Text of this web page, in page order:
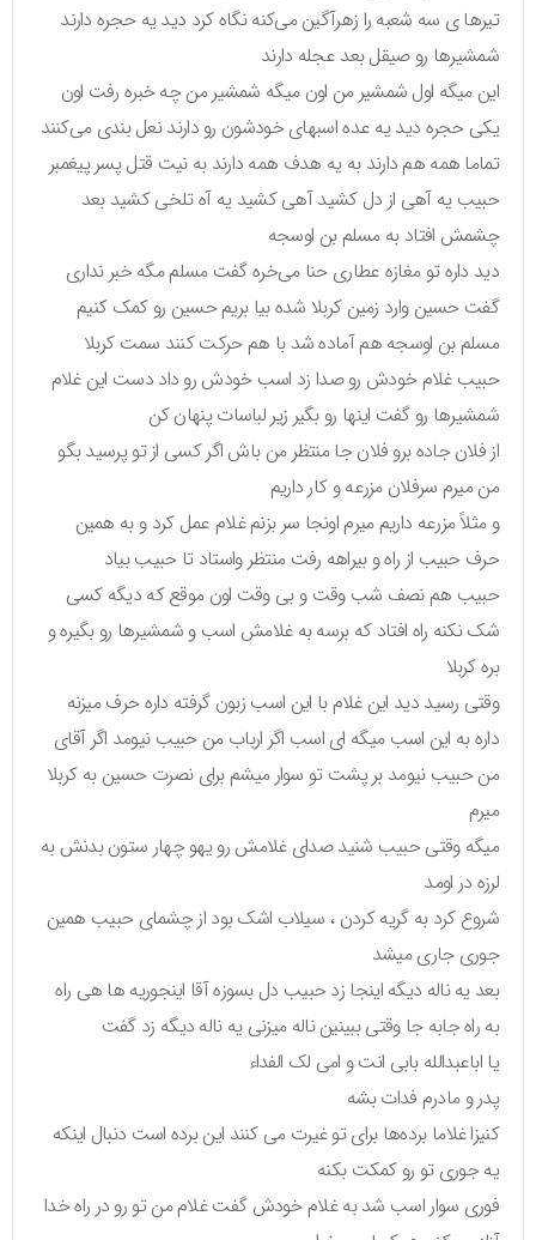
تیرها ی سه شعبه را زهرآگین می‌کنه نگاه کرد دید یه حجره دارند
شمشیرها رو صیقل بعد عجله دارند
این میگه اول شمشیر من اون میگه شمشیر من چه خبره رفت اون
یکی حجره دید یه عده اسبهای خودشون رو دارند نعل بندی می‌کنند
تماما همه هم دارند به یه هدف همه دارند به نیت قتل پسر پیغمبر
حبیب یه آهی از دل کشید آهی کشید یه آه تلخی کشید بعد
چشمش افتاد به مسلم بن اوسجه
دید داره تو مغازه عطاری حنا می‌خره گفت مسلم مگه خبر نداری
گفت حسین وارد زمین کربلا شده بیا بریم حسین رو کمک کنیم
مسلم بن اوسجه هم آماده شد با هم حرکت کنند سمت کربلا
حبیب غلام خودش رو صدا زد اسب خودش رو داد دست این غلام
شمشیرها رو گفت اینها رو بگیر زیر لباسات پنهان کن
از فلان جاده برو فلان جا منتظر من باش اگر کسی از تو پرسید بگو
من میرم سرفلان مزرعه و کار داریم
و مثلاً مزرعه داریم میرم اونجا سر بزنم غلام عمل کرد و به همین
حرف حبیب از راه و بیراهه رفت منتظر واستاد تا حبیب بیاد
حبیب هم نصف شب وقت و بی وقت اون موقع که دیگه کسی
شک نکنه راه افتاد که برسه به غلامش اسب و شمشیرها رو بگیره و
بره کربلا
وقتی رسید دید این غلام با این اسب زبون گرفته داره حرف میزنه
داره به این اسب میگه ای اسب اگر ارباب من حبیب نیومد اگر آقای
من حبیب نیومد بر پشت تو سوار میشم برای نصرت حسین به کربلا
میرم
میگه وقتی حبیب شنید صدای غلامش رو یهو چهار ستون بدنش به
لرزه در اومد
شروع کرد به گریه کردن ، سیلاب اشک بود از چشمای حبیب همین
جوری جاری میشد
بعد یه ناله دیگه اینجا زد حبیب دل بسوزه آقا اینجوریه‌ ها هی راه
به راه جابه جا وقتی ببینین ناله میزنی یه ناله دیگه زد گفت
یا اباعبدالله بابی انت و امی لک الفداء
پدر و مادرم فدات بشه
کنیزا غلاما برده‌ها برای تو غیرت می کنند این برده است دنبال اینکه
یه جوری تو رو کمکت بکنه
فوری سوار اسب شد به غلام خودش گفت غلام من تو رو در راه خدا